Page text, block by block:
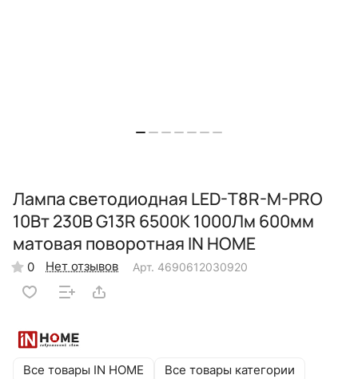
Лампа светодиодная LED-T8R-M-PRO
10Вт 230В G13R 6500К 1000Лм 600мм
матовая поворотная IN HOME
0 Нет отзывов Арт. 4690612030920
Все товары IN HOME Все товары категории